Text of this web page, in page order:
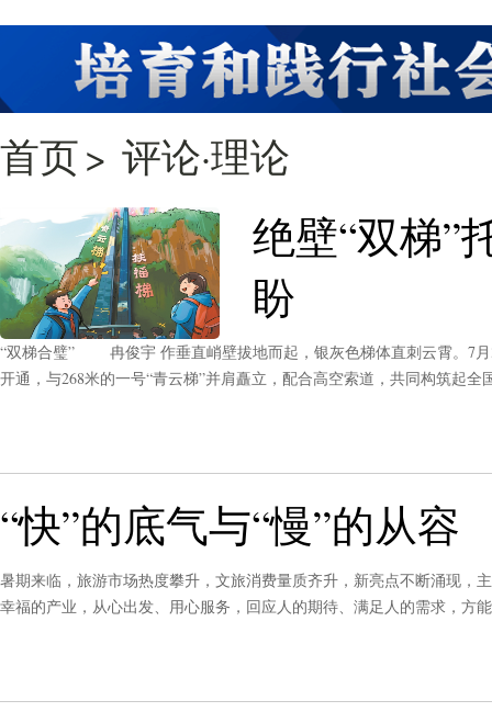
首页> 评论·理论
绝壁“双梯”
盼
“双梯合璧” 冉俊宇 作垂直峭壁拔地而起，银灰色梯体直刺云霄。7月
开通，与268米的一号“青云梯”并肩矗立，配合高空索道，共同构筑起
“快”的底气与“慢”的从容
暑期来临，旅游市场热度攀升，文旅消费量质齐升，新亮点不断涌现，
幸福的产业，从心出发、用心服务，回应人的期待、满足人的需求，方